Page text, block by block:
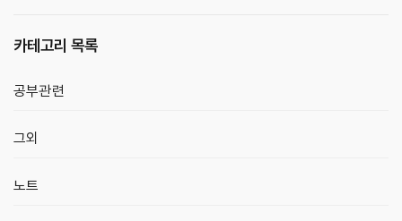
카테고리 목록
공부관련
그외
노트